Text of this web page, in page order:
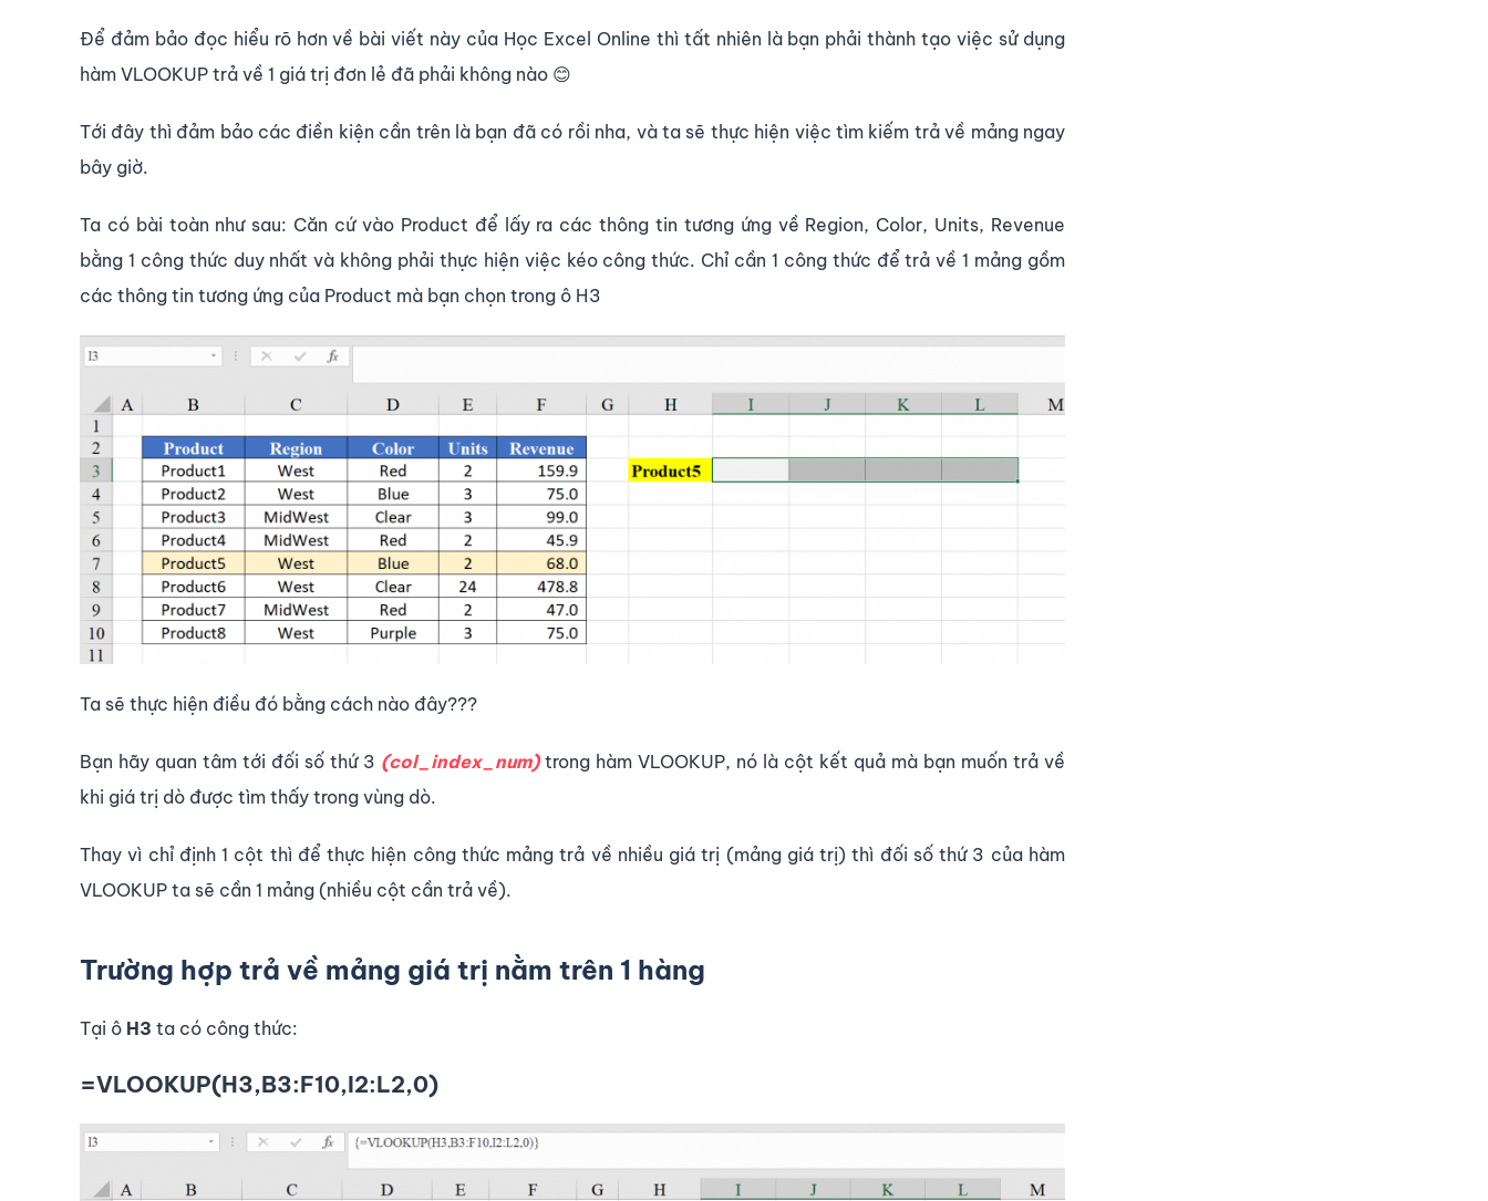
Để đảm bảo đọc hiểu rõ hơn về bài viết này của Học Excel Online thì tất nhiên là bạn phải thành tạo việc sử dụng
hàm VLOOKUP trả về 1 giá trị đơn lẻ đã phải không nào 😊
Tới đây thì đảm bảo các điền kiện cần trên là bạn đã có rồi nha, và ta sẽ thực hiện việc tìm kiếm trả về mảng ngay
bây giờ.
Ta có bài toàn như sau: Căn cứ vào Product để lấy ra các thông tin tương ứng về Region, Color, Units, Revenue
bằng 1 công thức duy nhất và không phải thực hiện việc kéo công thức. Chỉ cần 1 công thức để trả về 1 mảng gồm
các thông tin tương ứng của Product mà bạn chọn trong ô H3
Ta sẽ thực hiện điều đó bằng cách nào đây???
Bạn hãy quan tâm tới đối số thứ 3 (col_index_num)trong hàm VLOOKUP, nó là cột kết quả mà bạn muốn trả về
khi giá trị dò được tìm thấy trong vùng dò.
Thay vì chỉ định 1 cột thì để thực hiện công thức mảng trả về nhiều giá trị (mảng giá trị) thì đối số thứ 3 của hàm
VLOOKUP ta sẽ cần 1 mảng (nhiều cột cần trả về).
Trường hợp trả về mảng giá trị nằm trên 1 hàng
Tại ô H3 ta có công thức:
=VLOOKUP(H3,B3:F10,I2:L2,0)